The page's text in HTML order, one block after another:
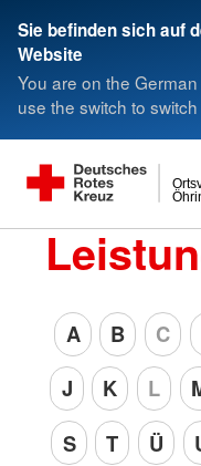
Sie befinden sich auf
Website
You are on the
use the switch to
A B C
J
K L
S
T Ü